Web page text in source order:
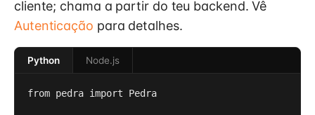
cliente; chama a partir do teu backend. Vê
Autenticação para detalhes.
Python Node.js
from pedra import Pedra